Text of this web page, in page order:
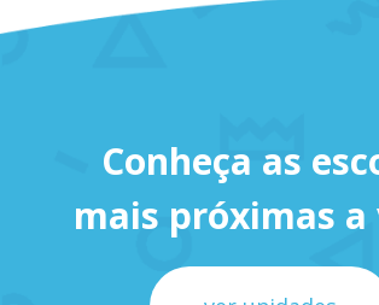
Conheça as
mais próximas a